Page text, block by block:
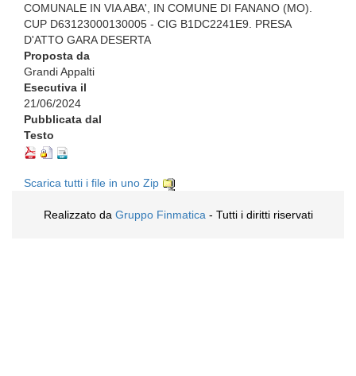
COMUNALE IN VIA ABA', IN COMUNE DI FANANO (MO).
CUP D63123000130005 - CIG B1DC2241E9. PRESA
D'ATTO GARA DESERTA
Proposta da
Grandi Appalti
Esecutiva il
21/06/2024
Pubblicata dal
Testo
Scarica tutti i file in uno Zip
Realizzato da Gruppo Finmatica- Tutti i diritti riservati